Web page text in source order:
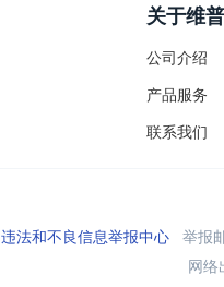
关于维普
公司介绍
产品服务
联系我们
违法和不良信息举报中心举报
网